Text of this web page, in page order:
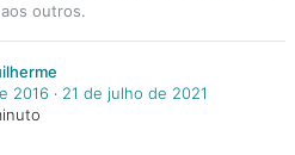
outros.
2016 ‧ 21 de julho de 2021